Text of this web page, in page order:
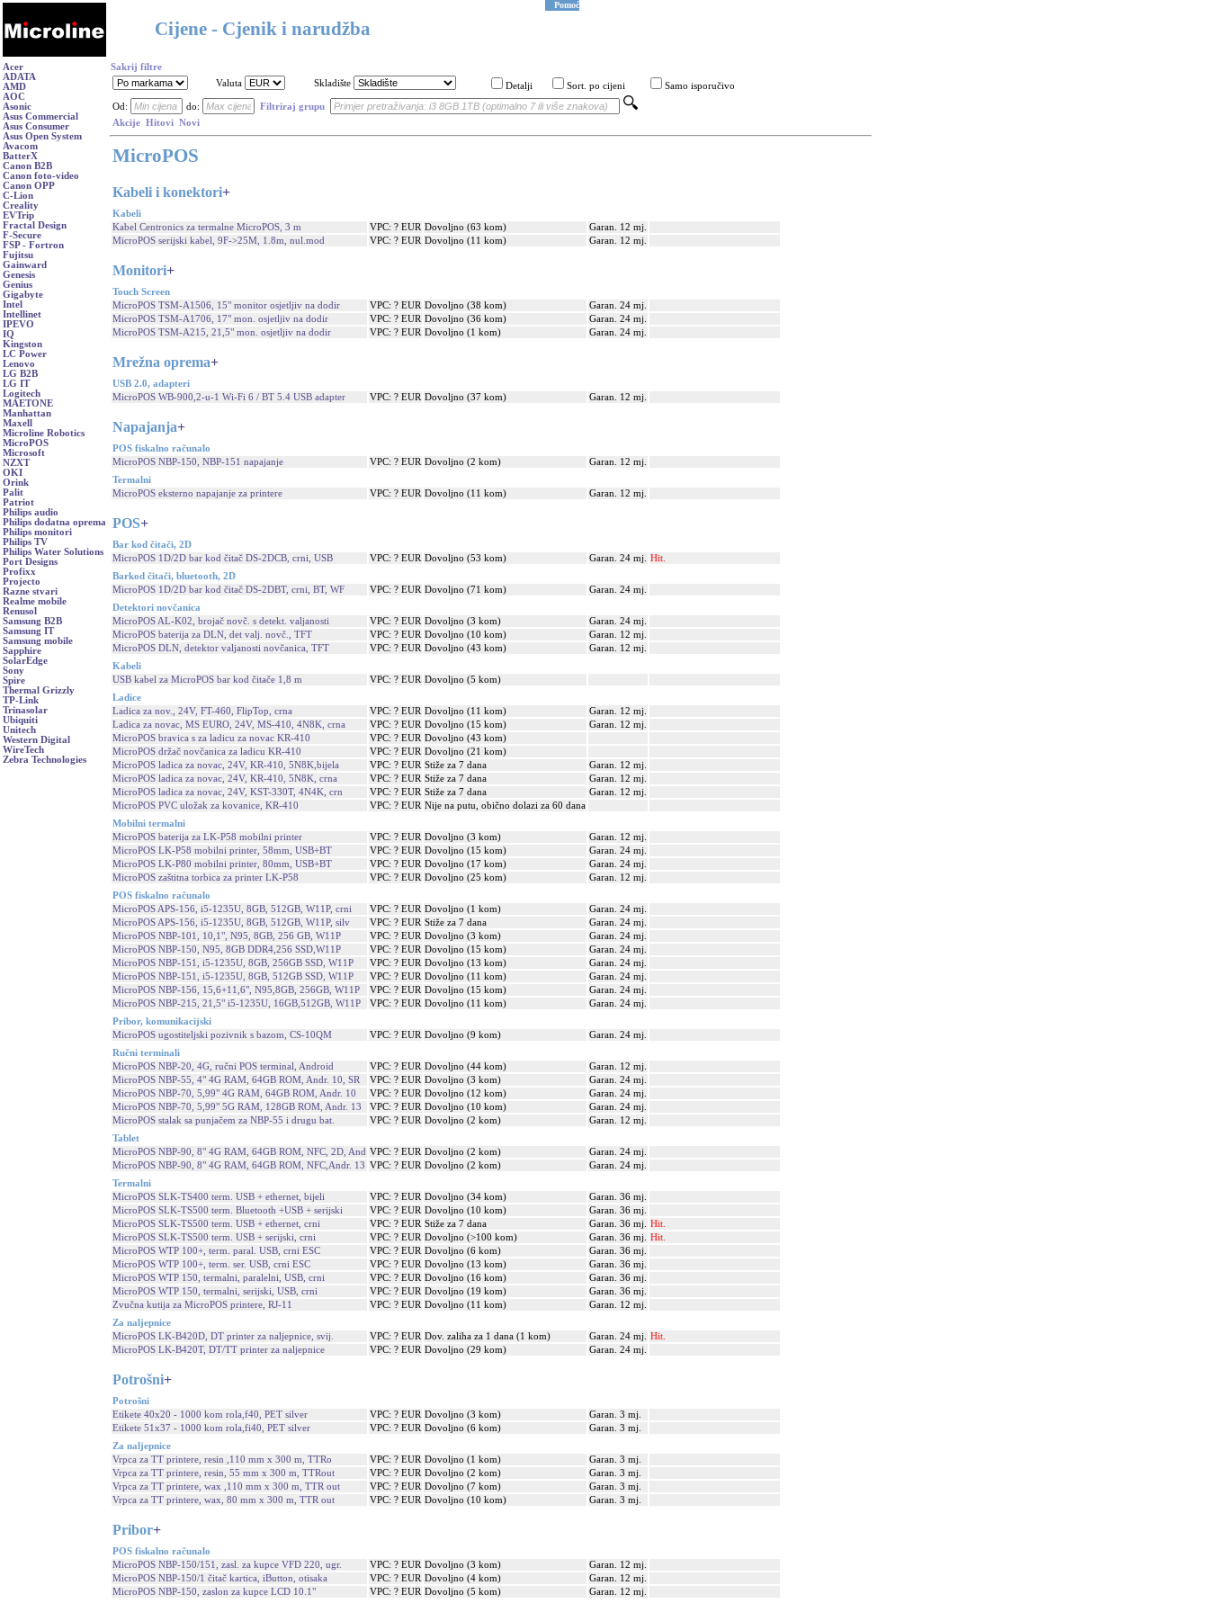
Cijene - Cjenik i narudžba
Pomoć
Acer
ADATA
AMD
AOC
Asonic
Asus Commercial
Asus Consumer
Asus Open System
Avacom
BatterX
Canon B2B
Canon foto-video
Canon OPP
C-Lion
Creality
EVTrip
Fractal Design
F-Secure
FSP - Fortron
Fujitsu
Gainward
Genesis
Genius
Gigabyte
Intel
Intellinet
IPEVO
IQ
Kingston
LC Power
Lenovo
LG B2B
LG IT
Logitech
MAETONE
Manhattan
Maxell
Microline Robotics
MicroPOS
Microsoft
NZXT
OKI
Orink
Palit
Patriot
Philips audio
Philips dodatna oprema
Philips monitori
Philips TV
Philips Water Solutions
Port Designs
Profixx
Projecto
Razne stvari
Realme mobile
Renusol
Samsung B2B
Samsung IT
Samsung mobile
Sapphire
SolarEdge
Sony
Spire
Thermal Grizzly
TP-Link
Trinasolar
Ubiquiti
Unitech
Western Digital
WireTech
Zebra Technologies
Sakrij filtre
Valuta
Skladište Detalji Sort. po cijeni Samo isporučivo
Od: do:
Filtriraj grupu
Akcije Hitovi Novi
MicroPOS
Kabeli i konektori+
Kabeli
Kabel Centronics za termalne MicroPOS, 3 m
VPC: ? EUR Dovoljno (63 kom)
Garan. 12 mj.
MicroPOS serijski kabel, 9F->25M, 1.8m, nul.mod
VPC: ? EUR Dovoljno (11 kom) Garan. 12 mj.
Monitori+
Touch Screen
MicroPOS TSM-A1506, 15" monitor osjetljiv na dodir
VPC: ? EUR Dovoljno (38 kom)
Garan. 24 mj.
MicroPOS TSM-A1706, 17" mon. osjetljiv na dodir
VPC: ? EUR Dovoljno (36 kom)
Garan. 24 mj.
MicroPOS TSM-A215, 21,5" mon. osjetljiv na dodir
VPC: ? EUR Dovoljno (1 kom) Garan. 24 mj.
Mrežna oprema+
USB 2.0, adapteri
MicroPOS WB-900,2-u-1 Wi-Fi 6 / BT 5.4 USB adapter
VPC: ? EUR Dovoljno (37 kom) Garan. 12 mj.
Napajanja+
POS fiskalno računalo
MicroPOS NBP-150, NBP-151 napajanje
VPC: ? EUR Dovoljno (2 kom)
Garan. 12 mj.
Termalni
MicroPOS eksterno napajanje za printere
VPC: ? EUR Dovoljno (11 kom) Garan. 12 mj.
POS+
Bar kod čitači, 2D
MicroPOS 1D/2D bar kod čitač DS-2DCB, crni, USB
VPC: ? EUR Dovoljno (53 kom) Garan. 24 mj.
Hit.
Barkod čitači, bluetooth, 2D
MicroPOS 1D/2D bar kod čitač DS-2DBT, crni, BT, WF
VPC: ? EUR Dovoljno (71 kom)
Garan. 24 mj.
Detektori novčanica
MicroPOS AL-K02, brojač novč. s detekt. valjanosti
VPC: ? EUR Dovoljno (3 kom)
Garan. 24 mj.
MicroPOS baterija za DLN, det valj. novč., TFT
VPC: ? EUR Dovoljno (10 kom)
Garan. 12 mj.
MicroPOS DLN, detektor valjanosti novčanica, TFT
VPC: ? EUR Dovoljno (43 kom)
Garan. 12 mj.
Kabeli
USB kabel za MicroPOS bar kod čitače 1,8 m
VPC: ? EUR Dovoljno (5 kom)
Ladice
Ladica za nov., 24V, FT-460, FlipTop, crna
VPC: ? EUR Dovoljno (11 kom)
Garan. 12 mj.
Ladica za novac, MS EURO, 24V, MS-410, 4N8K, crna
VPC: ? EUR Dovoljno (15 kom)
Garan. 12 mj.
MicroPOS bravica s za ladicu za novac KR-410
VPC: ? EUR Dovoljno (43 kom)
MicroPOS držač novčanica za ladicu KR-410
VPC: ? EUR Dovoljno (21 kom)
MicroPOS ladica za novac, 24V, KR-410, 5N8K,bijela
VPC: ? EUR Stiže za 7 dana
Garan. 12 mj.
MicroPOS ladica za novac, 24V, KR-410, 5N8K, crna
VPC: ? EUR Stiže za 7 dana
Garan. 12 mj.
MicroPOS ladica za novac, 24V, KST-330T, 4N4K, crn
VPC: ? EUR Stiže za 7 dana
Garan. 12 mj.
MicroPOS PVC uložak za kovanice, KR-410
VPC: ? EUR Nije na putu, obično dolazi za 60 dana
Mobilni termalni
MicroPOS baterija za LK-P58 mobilni printer
VPC: ? EUR Dovoljno (3 kom)
Garan. 12 mj.
MicroPOS LK-P58 mobilni printer, 58mm, USB+BT
VPC: ? EUR Dovoljno (15 kom)
Garan. 24 mj.
MicroPOS LK-P80 mobilni printer, 80mm, USB+BT
VPC: ? EUR Dovoljno (17 kom)
Garan. 24 mj.
MicroPOS zaštitna torbica za printer LK-P58
VPC: ? EUR Dovoljno (25 kom)
Garan. 12 mj.
POS fiskalno računalo
MicroPOS APS-156, i5-1235U, 8GB, 512GB, W11P, crni
VPC: ? EUR Dovoljno (1 kom)
Garan. 24 mj.
MicroPOS APS-156, i5-1235U, 8GB, 512GB, W11P, silv
VPC: ? EUR Stiže za 7 dana
Garan. 24 mj.
MicroPOS NBP-101, 10,1", N95, 8GB, 256 GB, W11P
VPC: ? EUR Dovoljno (3 kom)
Garan. 24 mj.
MicroPOS NBP-150, N95, 8GB DDR4,256 SSD,W11P
VPC: ? EUR Dovoljno (15 kom)
Garan. 24 mj.
MicroPOS NBP-151, i5-1235U, 8GB, 256GB SSD, W11P
VPC: ? EUR Dovoljno (13 kom)
Garan. 24 mj.
MicroPOS NBP-151, i5-1235U, 8GB, 512GB SSD, W11P
VPC: ? EUR Dovoljno (11 kom)
Garan. 24 mj.
MicroPOS NBP-156, 15,6+11,6", N95,8GB, 256GB, W11P
VPC: ? EUR Dovoljno (15 kom)
Garan. 24 mj.
MicroPOS NBP-215, 21,5" i5-1235U, 16GB,512GB, W11P
VPC: ? EUR Dovoljno (11 kom)
Garan. 24 mj.
Pribor, komunikacijski
MicroPOS ugostiteljski pozivnik s bazom, CS-10QM
VPC: ? EUR Dovoljno (9 kom)
Garan. 24 mj.
Ručni terminali
MicroPOS NBP-20, 4G, ručni POS terminal, Android
VPC: ? EUR Dovoljno (44 kom)
Garan. 12 mj.
MicroPOS NBP-55, 4" 4G RAM, 64GB ROM, Andr. 10, SR
VPC: ? EUR Dovoljno (3 kom)
Garan. 24 mj.
MicroPOS NBP-70, 5,99" 4G RAM, 64GB ROM, Andr. 10
VPC: ? EUR Dovoljno (12 kom)
Garan. 24 mj.
MicroPOS NBP-70, 5,99" 5G RAM, 128GB ROM, Andr. 13
VPC: ? EUR Dovoljno (10 kom)
Garan. 24 mj.
MicroPOS stalak sa punjačem za NBP-55 i drugu bat.
VPC: ? EUR Dovoljno (2 kom)
Garan. 12 mj.
Tablet
MicroPOS NBP-90, 8" 4G RAM, 64GB ROM, NFC, 2D, And VPC: ? EUR Dovoljno (2 kom)
Garan. 24 mj.
MicroPOS NBP-90, 8" 4G RAM, 64GB ROM, NFC,Andr. 13 VPC: ? EUR Dovoljno (2 kom)
Garan. 24 mj.
Termalni
MicroPOS SLK-TS400 term. USB + ethernet, bijeli
VPC: ? EUR Dovoljno (34 kom)
Garan. 36 mj.
MicroPOS SLK-TS500 term. Bluetooth +USB + serijski
VPC: ? EUR Dovoljno (10 kom)
Garan. 36 mj.
MicroPOS SLK-TS500 term. USB + ethernet, crni
VPC: ? EUR Stiže za 7 dana Garan. 36 mj.
Hit.
MicroPOS SLK-TS500 term. USB + serijski, crni
VPC: ? EUR Dovoljno (>100 kom) Garan. 36 mj.
Hit.
MicroPOS WTP 100+, term. paral. USB, crni ESC
VPC: ? EUR Dovoljno (6 kom)
Garan. 36 mj.
MicroPOS WTP 100+, term. ser. USB, crni ESC
VPC: ? EUR Dovoljno (13 kom)
Garan. 36 mj.
MicroPOS WTP 150, termalni, paralelni, USB, crni
VPC: ? EUR Dovoljno (16 kom)
Garan. 36 mj.
MicroPOS WTP 150, termalni, serijski, USB, crni
VPC: ? EUR Dovoljno (19 kom)
Garan. 36 mj.
Zvučna kutija za MicroPOS printere, RJ-11
VPC: ? EUR Dovoljno (11 kom)
Garan. 12 mj.
Za naljepnice
MicroPOS LK-B420D, DT printer za naljepnice, svij.
VPC: ? EUR Dov. zaliha za 1 dana (1 kom) Garan. 24 mj.
Hit.
MicroPOS LK-B420T, DT/TT printer za naljepnice
VPC: ? EUR Dovoljno (29 kom) Garan. 24 mj.
Potrošni+
Potrošni
Etikete 40x20 - 1000 kom rola,f40, PET silver
VPC: ? EUR Dovoljno (3 kom)
Garan. 3 mj.
Etikete 51x37 - 1000 kom rola,fi40, PET silver
VPC: ? EUR Dovoljno (6 kom)
Garan. 3 mj.
Za naljepnice
Vrpca za TT printere, resin ,110 mm x 300 m, TTRo
VPC: ? EUR Dovoljno (1 kom)
Garan. 3 mj.
Vrpca za TT printere, resin, 55 mm x 300 m, TTRout
VPC: ? EUR Dovoljno (2 kom)
Garan. 3 mj.
Vrpca za TT printere, wax ,110 mm x 300 m, TTR out
VPC: ? EUR Dovoljno (7 kom)
Garan. 3 mj.
Vrpca za TT printere, wax, 80 mm x 300 m, TTR out
VPC: ? EUR Dovoljno (10 kom) Garan. 3 mj.
Pribor+
POS fiskalno računalo
MicroPOS NBP-150/151, zasl. za kupce VFD 220, ugr.
VPC: ? EUR Dovoljno (3 kom)
Garan. 12 mj.
MicroPOS NBP-150/1 čitač kartica, iButton, otisaka
VPC: ? EUR Dovoljno (4 kom)
Garan. 12 mj.
MicroPOS NBP-150, zaslon za kupce LCD 10.1"
VPC: ? EUR Dovoljno (5 kom) Garan. 12 mj.